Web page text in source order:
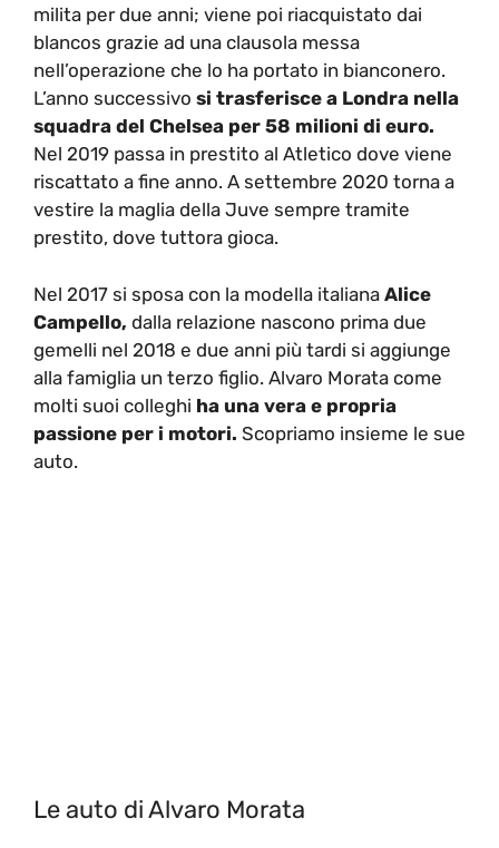
milita per due anni; viene poi riacquistato dai
blancos grazie ad una clausola messa
nell’operazione che lo ha portato in bianconero.
L’anno successivo si trasferisce a Londra nella
squadra del Chelsea per 58 milioni di euro.
Nel 2019 passa in prestito al Atletico dove viene
riscattato a fine anno. A settembre 2020 torna a
vestire la maglia della Juve sempre tramite
prestito, dove tuttora gioca.
Nel 2017 si sposa con la modella italiana Alice
Campello, dalla relazione nascono prima due
gemelli nel 2018 e due anni più tardi si aggiunge
alla famiglia un terzo figlio. Alvaro Morata come
molti suoi colleghi ha una vera e propria
passione per i motori. Scopriamo insieme le sue
auto.
Le auto di Alvaro Morata